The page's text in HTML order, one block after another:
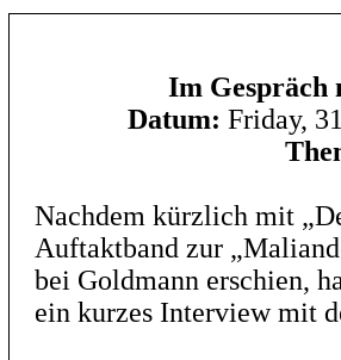
Im Gespräch
Datum: Friday,
Nachdem kürzlich mit
Auftaktband zur
bei Goldmann erschien,
ein kurzes Interview mit